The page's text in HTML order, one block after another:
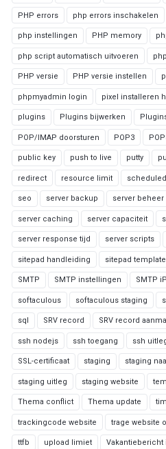
PHP errors php errors inschakelen
php instellingen PHP memory
php script automatisch uitvoeren
PHP versie PHP versie instellen
phpmyadmin login pixel installeren
plugins Plugins bijwerken
POP/IMAP doorsturen POP3
public key push to live putty
redirect resource limit
seo server backup server beheer
server caching server capaciteit
server response tijd server scripts
sitepad handleiding sitepad
SMTP SMTP instellingen SMTP
softaculous softaculous staging
sql SRV record SRV record
ssh nodejs ssh toegang ssh
SSL-certificaat staging staging
staging uitleg staging website
Thema conflict Thema update
trackingcode website trage website
ttfb upload limiet Vakantiebericht